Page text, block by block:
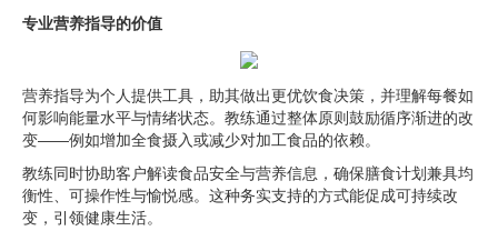
专业营养指导的价值
营养指导为个人提供工具，助其做出更优饮食决策，并理解每餐如
何影响能量水平与情绪状态。教练通过整体原则鼓励循序渐进的改
变——例如增加全食摄入或减少对加工食品的依赖。
教练同时协助客户解读食品安全与营养信息，确保膳食计划兼具均
衡性、可操作性与愉悦感。这种务实支持的方式能促成可持续改
变，引领健康生活。